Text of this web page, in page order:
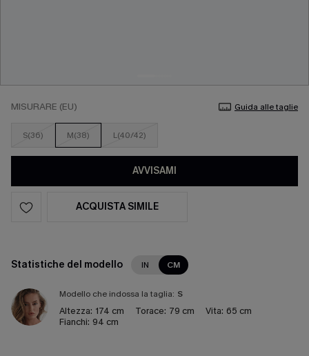
MISURARE (EU) Guida alle taglie
S(36) M(38) L(40/42)
AVVISAMI
ACQUISTA SIMILE
Statistiche del modello IN CM
Modello che indossa la taglia: S
Altezza: 174 cm Torace: 79 cm Vita: 65 cm
Fianchi: 94 cm